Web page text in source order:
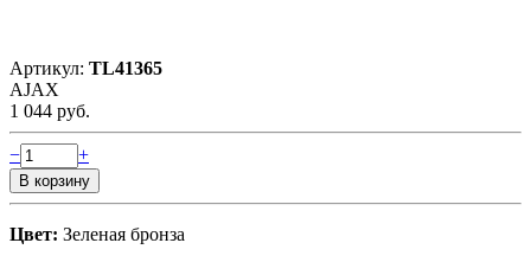
Артикул: TL41365
AJAX
1 044 руб.
− +
Цвет: Зеленая бронза